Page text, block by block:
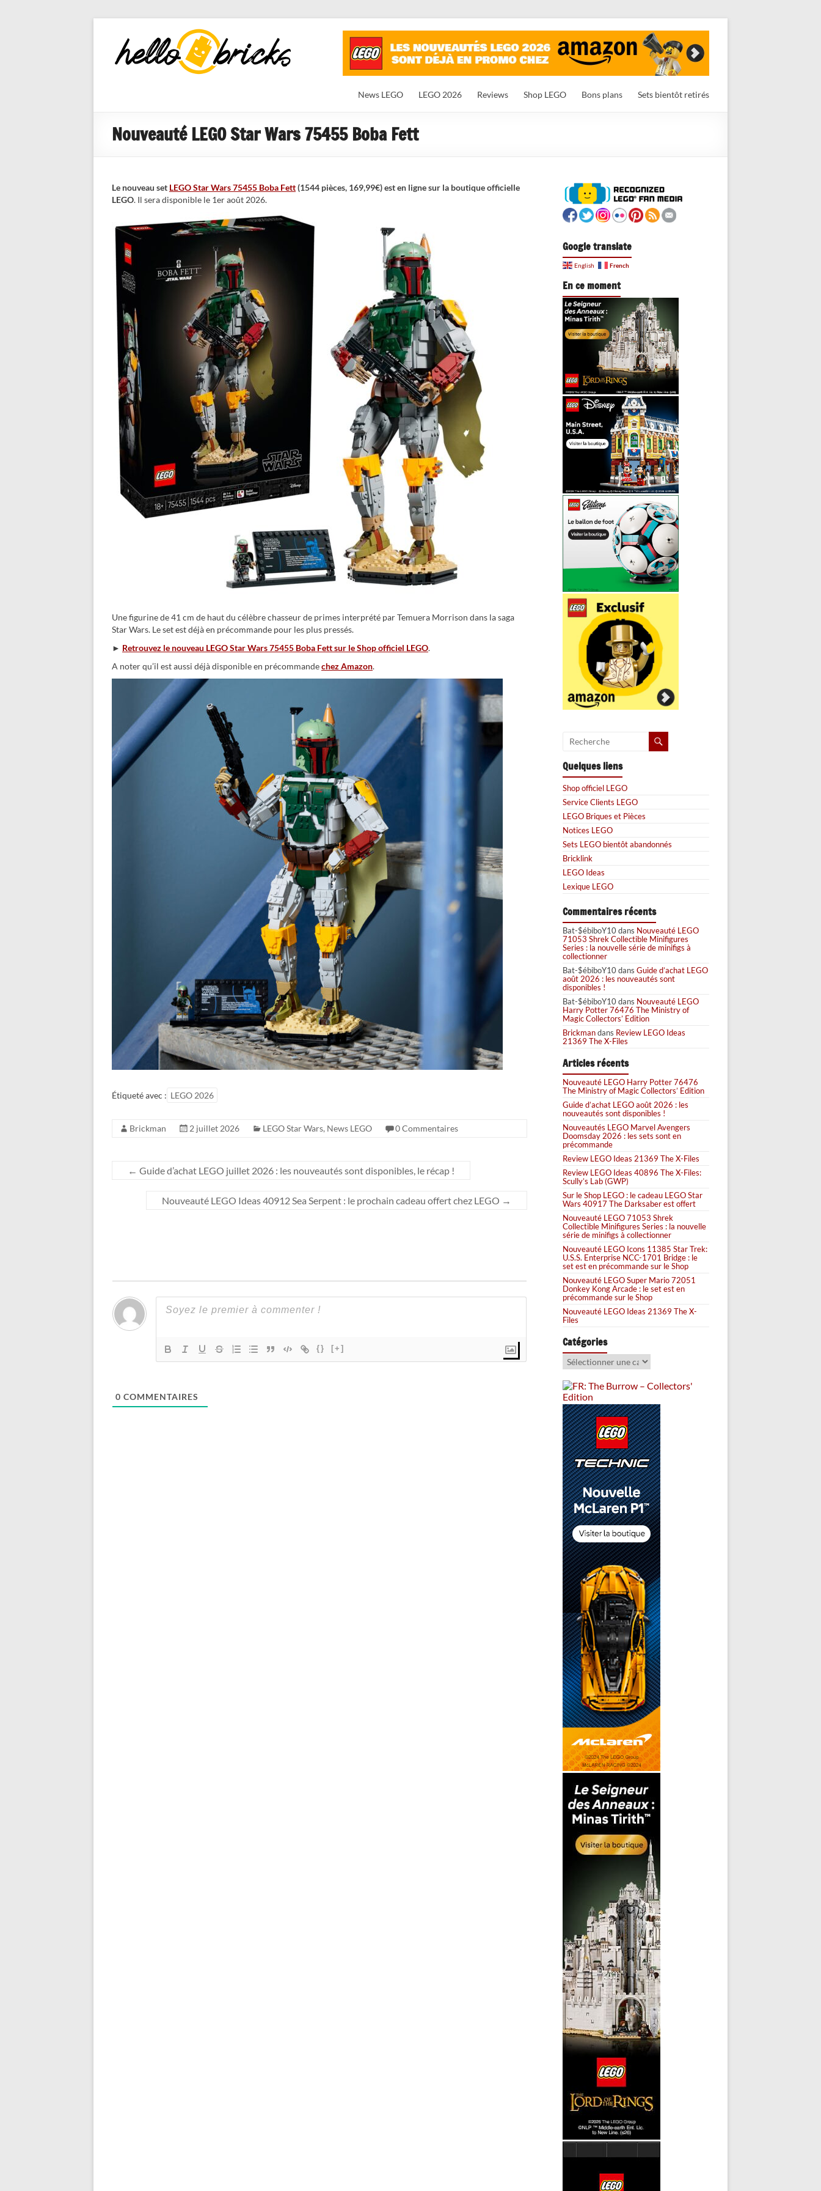
HelloBricks
Blog LEGO,
nouveaut�s
News LEGO LEGO 2026 Reviews Shop LEGO Bons plans Sets bientôt retirés
Nouveauté LEGO Star Wars 75455 Boba Fett
Le nouveau set LEGO Star Wars 75455 Boba Fett(1544 pièces, 169,99€) est en ligne sur la boutique officielle
LEGO. Il sera disponible le 1er août 2026.
Une figurine de 41 cm de haut du célèbre chasseur de primes interprété par Temuera Morrison dans la saga
Star Wars. Le set est déjà en précommande pour les plus pressés.
► Retrouvez le nouveau LEGO Star Wars 75455 Boba Fett sur le Shop officiel LEGO.
A noter qu’il est aussi déjà disponible en précommandechez Amazon.
Étiqueté avec : LEGO 2026
Brickman 2 juillet 2026 LEGO Star Wars, News LEGO 0 Commentaires
← Guide d’achat LEGO juillet 2026 : les nouveautés sont disponibles, le récap !
Nouveauté LEGO Ideas 40912 Sea Serpent : le prochain cadeau offert chez LEGO →
{} [+]
0 COMMENTAIRES
Google translate
English French
En ce moment
Quelques liens
Shop officiel LEGO
Service Clients LEGO
LEGO Briques et Pièces
Notices LEGO
Sets LEGO bientôt abandonnés
Bricklink
LEGO Ideas
Lexique LEGO
Commentaires récents
Bat-$ébiboY10dans Nouveauté LEGO
71053 Shrek Collectible Minifigures
Series : la nouvelle série de minifigs à
collectionner
Bat-$ébiboY10dans Guide d’achat LEGO
août 2026 : les nouveautés sont
disponibles !
Bat-$ébiboY10dans Nouveauté LEGO
Harry Potter 76476 The Ministry of
Magic Collectors’ Edition
Brickmandans Review LEGO Ideas
21369 The X-Files
Articles récents
Nouveauté LEGO Harry Potter 76476
The Ministry of Magic Collectors’ Edition
Guide d’achat LEGO août 2026 : les
nouveautés sont disponibles !
Nouveautés LEGO Marvel Avengers
Doomsday 2026 : les sets sont en
précommande
Review LEGO Ideas 21369 The X-Files
Review LEGO Ideas 40896 The X-Files:
Scully’s Lab (GWP)
Sur le Shop LEGO : le cadeau LEGO Star
Wars 40917 The Darksaber est offert
Nouveauté LEGO 71053 Shrek
Collectible Minifigures Series : la nouvelle
série de minifigs à collectionner
Nouveauté LEGO Icons 11385 Star Trek:
U.S.S. Enterprise NCC-1701 Bridge : le
set est en précommande sur le Shop
Nouveauté LEGO Super Mario 72051
Donkey Kong Arcade : le set est en
précommande sur le Shop
Nouveauté LEGO Ideas 21369 The X-
Files
Catégories
Catégories